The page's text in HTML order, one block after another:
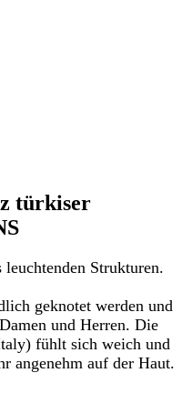
türkiser
Strukturen.
geknotet werden und
und Herren. Die
fühlt sich weich und
angenehm auf der Haut.